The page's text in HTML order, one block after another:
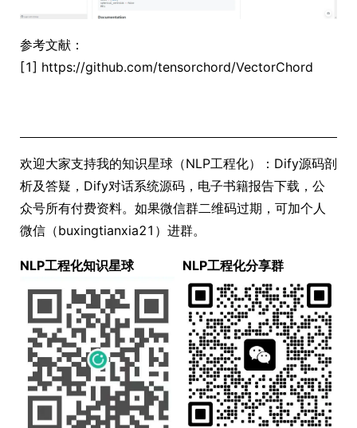
参考文献：
[1] https://github.com/tensorchord/VectorChord
欢迎大家支持我的知识星球（NLP工程化）：Dify源码剖
析及答疑，Dify对话系统源码，电子书籍报告下载，公
众号所有付费资料。如果微信群二维码过期，可加个人
微信（buxingtianxia21）进群。
NLP工程化知识星球 NLP工程化分享群